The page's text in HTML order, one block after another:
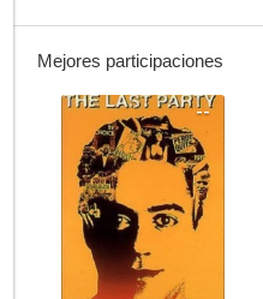
Mejores participaciones
--